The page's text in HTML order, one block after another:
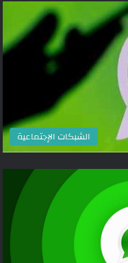
الشبكات الإجتماعية